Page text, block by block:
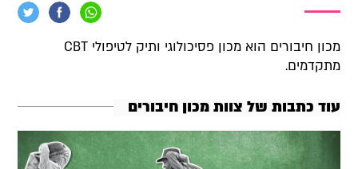
מכון חיבורים הוא מכון פסיכולוגי ותיק לטיפולי CBT
מתקדמים.
עוד כתבות של צוות מכון חיבורים